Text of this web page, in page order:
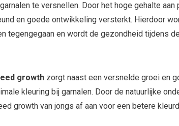
te versnellen. Door het hoge gehalte
en goede ontwikkeling versterkt. Hierdoor
tegengegaan en wordt de gezondheid tijdens
growth zorgt naast een versnelde groei en
kleuring bij garnalen. Door de natuurlijke
growth van jongs af aan voor een betere